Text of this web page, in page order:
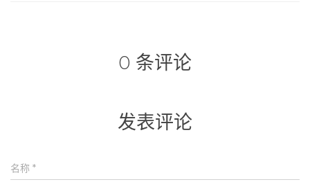
0 条评论
发表评论
名称 *